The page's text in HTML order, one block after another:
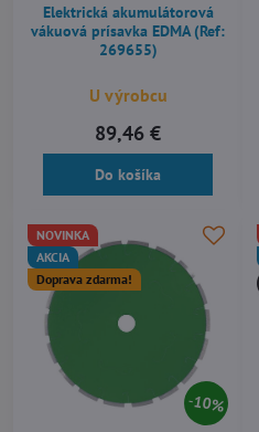
Elektrická akumulátorová
vákuová prísavka EDMA (Ref:
269655)
U výrobcu
89,46 €
Do košíka
10%
NOVINKA
AKCIA
Doprava zdarma!